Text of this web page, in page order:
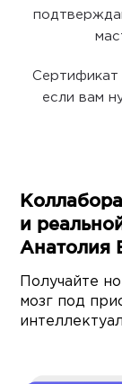
Сертификат
если вам
и
Анатолия
Получайте
мозг под